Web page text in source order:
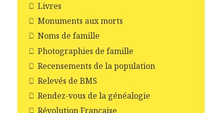
Livres
Monuments aux morts
Noms de famille
Photographies de famille
Recensements de la population
Relevés de BMS
Rendez-vous de la généalogie
Révolution Française